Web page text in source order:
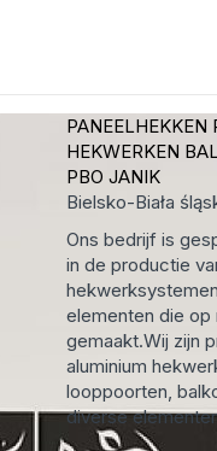
PANEELHEKKEN
HEKWERKEN
PBO JANIK
Bielsko-Biała
Ons bedrijf is
in de productie
elementen die op
gemaakt.Wij zijn
aluminium
looppoorten,
diverse